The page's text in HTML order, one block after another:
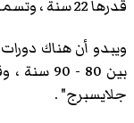
قدرها 22 سنة ، وتسمى "دورة هيل" Hale-Zyklus.
ويبدو أن هناك
بين 80 -
جلايسبرج" .